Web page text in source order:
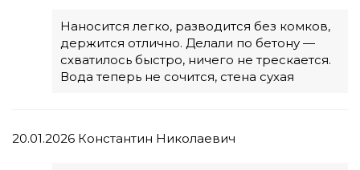
Наносится легко, разводится без комков,
держится отлично. Делали по бетону —
схватилось быстро, ничего не трескается.
Вода теперь не сочится, стена сухая
20.01.2026 Константин Николаевич